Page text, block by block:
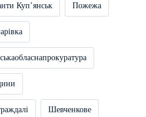
Купʼянськ Пожежа
Шевченкове